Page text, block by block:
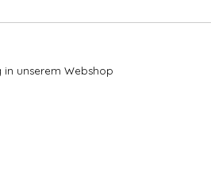
unserem Webshop